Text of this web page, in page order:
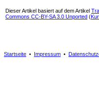
Dieser Artikel basiert auf dem Artikel
Commons CC-BY-SA 3.0 Unported (
Startseite • Impressum •